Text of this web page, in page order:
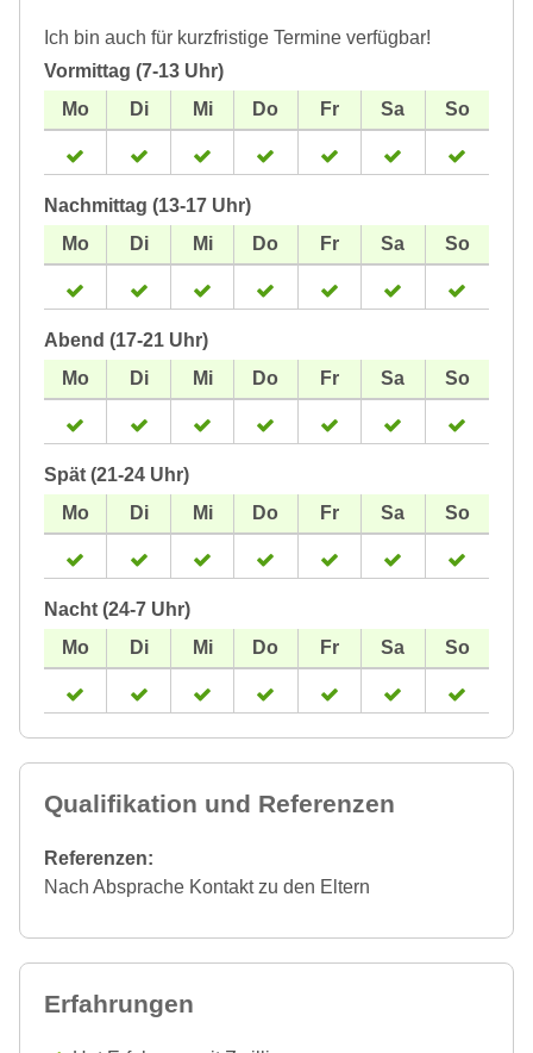
Ich bin auch für kurzfristige Termine verfügbar!
Vormittag (7-13 Uhr)
Nachmittag (13-17 Uhr)
Abend (17-21 Uhr)
Spät (21-24 Uhr)
Nacht (24-7 Uhr)
Qualifikation und Referenzen
Referenzen:
Nach Absprache Kontakt zu den Eltern
Erfahrungen